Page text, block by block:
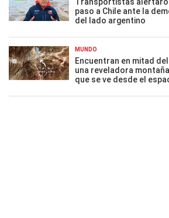
Transportistas
paso a Chile ante la
del lado argentino
MUNDO
Encuentran en mitad
una reveladora
que se ve desde el